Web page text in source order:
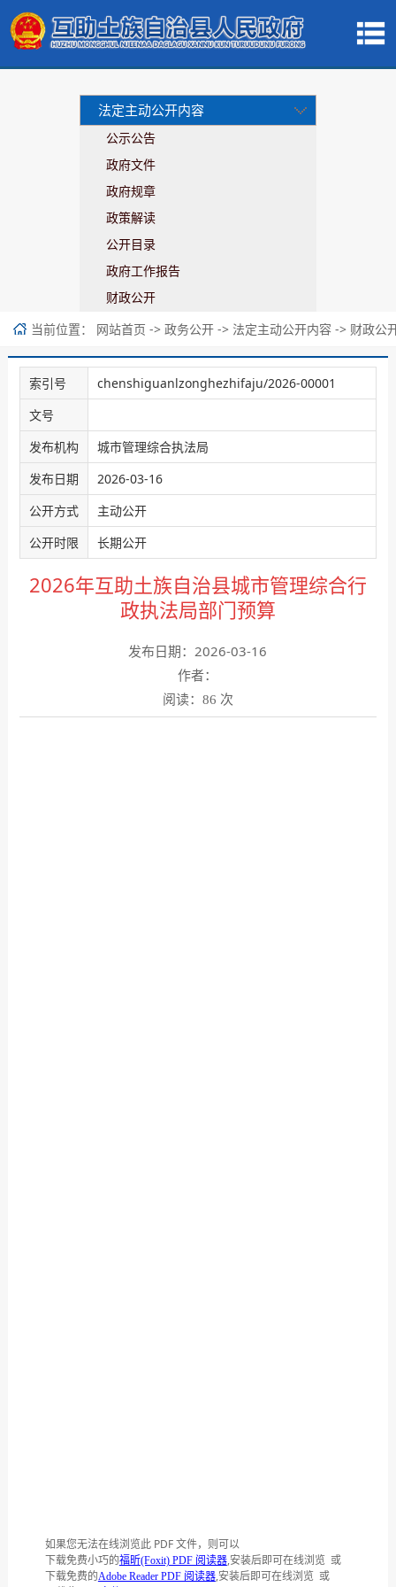
法定主动公开内容
公示公告
政府文件
政府规章
政策解读
公开目录
政府工作报告
财政公开
当前位置： 网站首页 -> 政务公开 -> 法定主动公开内容 -> 财政公
索引号
chenshiguanlzonghezhifaju/2026-00001
文号
发布机构
城市管理综合执法局
发布日期
2026-03-16
公开方式
主动公开
公开时限
长期公开
2026年互助土族自治县城市管理综合行
政执法局部门预算
发布日期：2026-03-16
作者：
阅读：
86 次
如果您无法在线浏览此 PDF 文件，则可以
下载免费小巧的福昕(Foxit) PDF 阅读器,安装后即可在线浏览 或
下载免费的Adobe Reader PDF 阅读器,安装后即可在线浏览 或